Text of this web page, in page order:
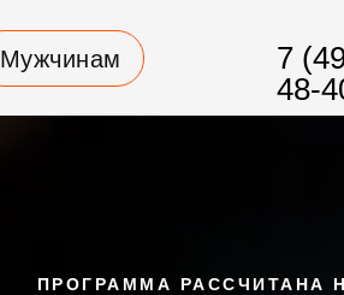
Мужчинам
7
48-
ПРОГРАММА РАССЧИТАНА